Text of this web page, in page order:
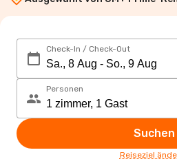
Check-In / Check-Out
Personen
Suchen
Reiseziel